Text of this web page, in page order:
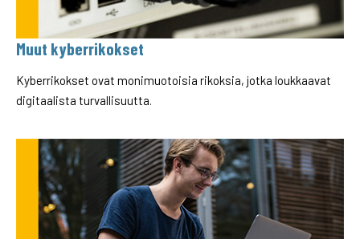
Muut kyberrikokset
Kyberrikokset ovat monimuotoisia rikoksia, jotka loukkaavat
digitaalista turvallisuutta.